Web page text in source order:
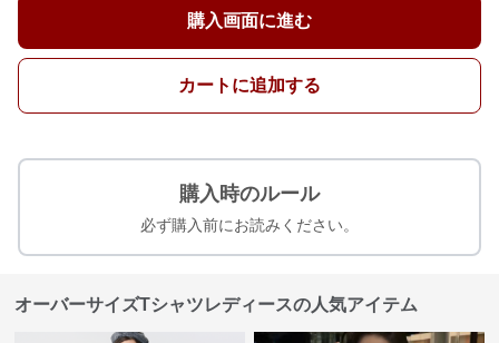
購入画面に進む
カートに追加する
購入時のルール
必ず購入前にお読みください。
オーバーサイズTシャツレディースの人気アイテム